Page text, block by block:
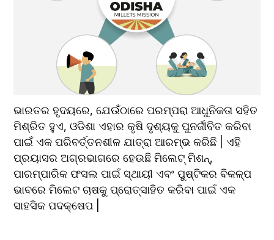
ଭାରତର ହୃଦୟରେ, ଯେଉଁଠାରେ ପରମ୍ପରା ଆଧୁନିକତା ସହିତ
ମିଶ୍ରିତ ହୁଏ, ଓଡିଶା ଏହାର କୃଷି ଦୃଶ୍ୟକୁ ପୁନର୍ଜୀବିତ କରିବା
ପାଇଁ ଏକ ପରିବର୍ତ୍ତନଶୀଳ ଯାତ୍ରା ଆରମ୍ଭ କରିଛି | ଏହି
ପ୍ରୟାସର ଅଗ୍ରଭାଗରେ ହେଉଛି ମିଲେଟ୍ ମିଶନ୍,
ପାରମ୍ପାରିକ ଫସଲ ପାଇଁ ସ୍ଥାୟୀ ଏବଂ ପୁଷ୍ଟିକର ବିକଳ୍ପ
ଭାବରେ ମିଲେଟ ଚାଷକୁ ପ୍ରୋତ୍ସାହିତ କରିବା ପାଇଁ ଏକ
ସାହସିକ ପଦକ୍ଷେପ |